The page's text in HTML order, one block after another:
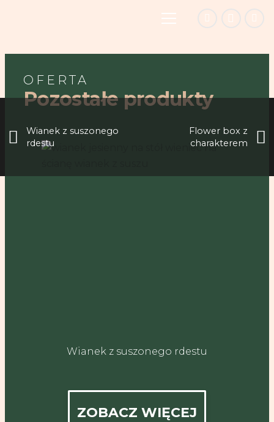
Flower Box Z Dalią
Wianek z suszonego
rdestu
Flower box z
charakterem
OFERTA
Pozostałe produkty
Wianek z suszonego rdestu
ZOBACZ WIĘCEJ